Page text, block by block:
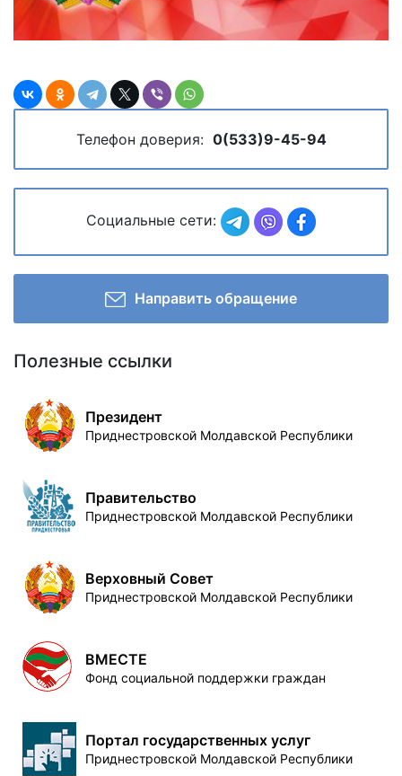
Телефон доверия: 0(533)9-45-94
Социальные сети:
Направить обращение
Полезные ссылки
Президент
Приднестровской Молдавской Республики
Правительство
Приднестровской Молдавской Республики
Верховный Совет
Приднестровской Молдавской Республики
ВМЕСТЕ
Фонд социальной поддержки граждан
Портал государственных услуг
Приднестровской Молдавской Республики